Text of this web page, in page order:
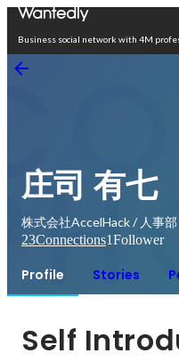
Business social network with 4M
庄司 有七
株式会社AccelHack / 人事部
23Connections1Follower
Profile Stories
Self